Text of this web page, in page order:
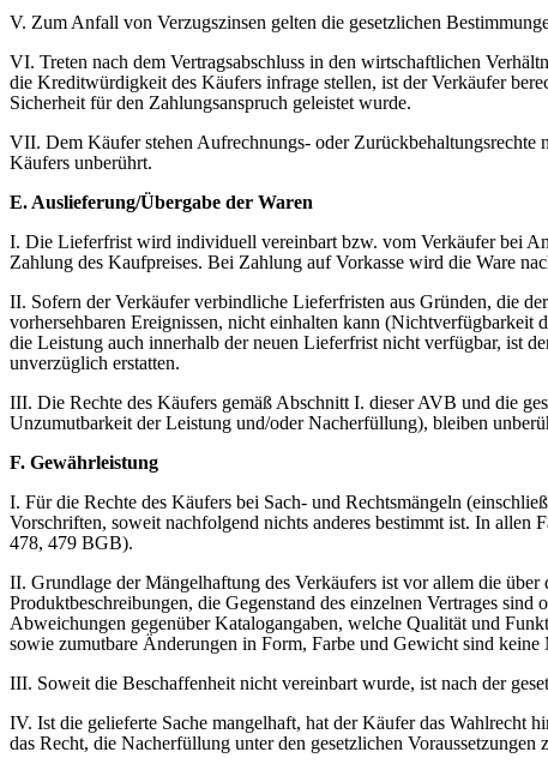
V. Zum Anfall von Verzugszinsen gelten die gesetzlichen
VI. Treten nach dem Vertragsabschluss in den wirtschaftlichen
die Kreditwürdigkeit des Käufers infrage stellen, ist der Verkäufer
Sicherheit für den Zahlungsanspruch geleistet wurde.
VII. Dem Käufer stehen Aufrechnungs- oder Zurückbehaltungsrechte
Käufers unberührt.
E. Auslieferung/Übergabe der Waren
I. Die Lieferfrist wird individuell vereinbart bzw. vom Verkäufer bei
Zahlung des Kaufpreises. Bei Zahlung auf Vorkasse wird die Ware
II. Sofern der Verkäufer verbindliche Lieferfristen aus Gründen, die
vorhersehbaren Ereignissen, nicht einhalten kann
die Leistung auch innerhalb der neuen Lieferfrist nicht verfügbar, ist
unverzüglich erstatten.
III. Die Rechte des Käufers gemäß Abschnitt I. dieser AVB und die
Unzumutbarkeit der Leistung und/oder Nacherfüllung), bleiben
F. Gewährleistung
I. Für die Rechte des Käufers bei Sach- und Rechtsmängeln
Vorschriften, soweit nachfolgend nichts anderes bestimmt ist. In allen
478, 479 BGB).
II. Grundlage der Mängelhaftung des Verkäufers ist vor allem die
Produktbeschreibungen, die Gegenstand des einzelnen Vertrages
Abweichungen gegenüber Katalogangaben, welche Qualität und
sowie zumutbare Änderungen in Form, Farbe und Gewicht sind keine
III. Soweit die Beschaffenheit nicht vereinbart wurde, ist nach der
IV. Ist die gelieferte Sache mangelhaft, hat der Käufer das
das Recht, die Nacherfüllung unter den gesetzlichen Voraussetzungen